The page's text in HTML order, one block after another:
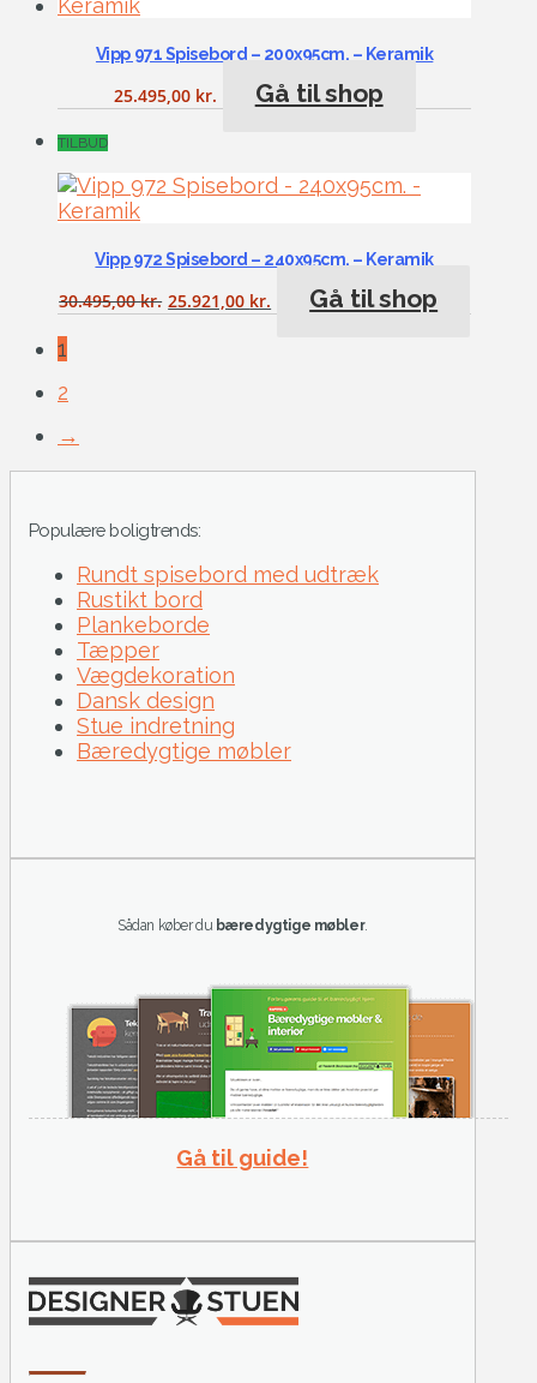
Vipp 971 Spisebord – 200x95cm. – Keramik
25.495,00 kr. Gå til shop
TILBUD
Vipp 972 Spisebord – 240x95cm. – Keramik
30.495,00kr. 25.921,00 kr. Gå til shop
1
2
→
Populære boligtrends:
Rundt spisebord med udtræk
Rustikt bord
Plankeborde
Tæpper
Vægdekoration
Dansk design
Stue indretning
Bæredygtige møbler
Sådan køber du bæredygtige møbler.
Gå til guide!